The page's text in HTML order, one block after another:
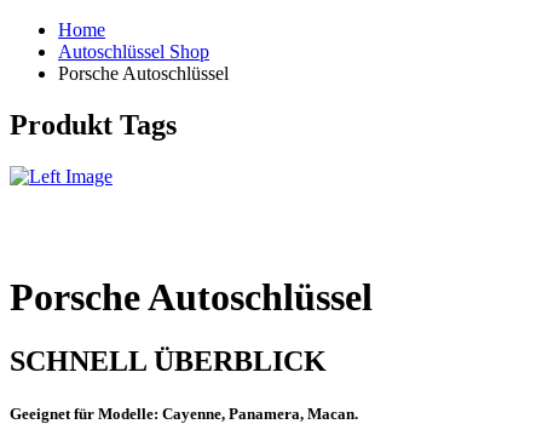
Home
Autoschlüssel Shop
Porsche Autoschlüssel
Produkt Tags
Porsche Autoschlüssel
SCHNELL ÜBERBLICK
Geeignet für Modelle: Cayenne, Panamera, Macan.